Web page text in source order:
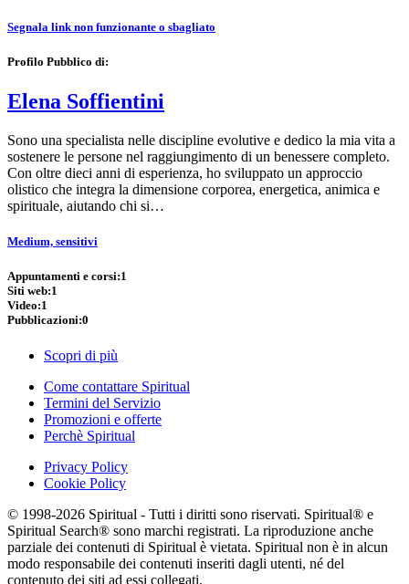
Segnala link non funzionante o sbagliato
Profilo Pubblico di:
Elena Soffientini
Sono una specialista nelle discipline evolutive e dedico la mia vita a
sostenere le persone nel raggiungimento di un benessere completo.
Con oltre dieci anni di esperienza, ho sviluppato un approccio
olistico che integra la dimensione corporea, energetica, animica e
spirituale, aiutando chi si…
Medium, sensitivi
Appuntamenti e corsi:1
Siti web:1
Video:1
Pubblicazioni:0
Scopri di più
Come contattare Spiritual
Termini del Servizio
Promozioni e offerte
Perchè Spiritual
Privacy Policy
Cookie Policy
© 1998-2026 Spiritual - Tutti i diritti sono riservati. Spiritual® e
Spiritual Search® sono marchi registrati. La riproduzione anche
parziale dei contenuti di Spiritual è vietata. Spiritual non è in alcun
modo responsabile dei contenuti inseriti dagli utenti, né del
contenuto dei siti ad essi collegati.